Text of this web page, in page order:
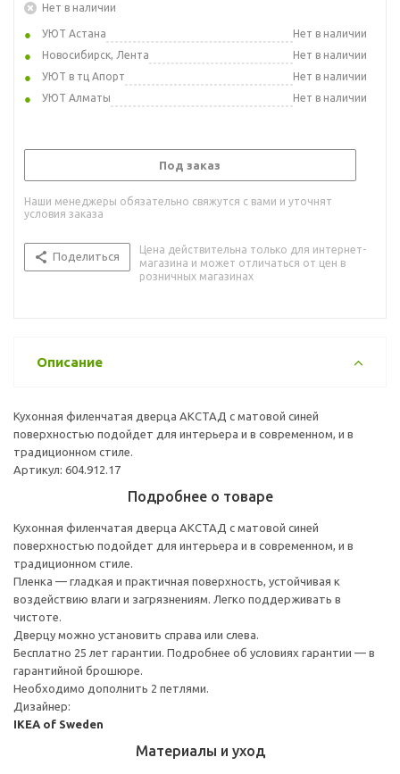
Нет в наличии
УЮТ Астана
Нет в наличии
Новосибирск, Лента
Нет в наличии
УЮТ в тц Апорт
Нет в наличии
УЮТ Алматы
Нет в наличии
Под заказ
Наши менеджеры обязательно свяжутся с вами и уточнят
условия заказа
Поделиться
Цена действительна только для интернет-
магазина и может отличаться от цен в
розничных магазинах
Описание
Кухонная филенчатая дверца АКСТАД с матовой синей
поверхностью подойдет для интерьера и в современном, и в
традиционном стиле.
Артикул: 604.912.17
Подробнее о товаре
Кухонная филенчатая дверца АКСТАД с матовой синей
поверхностью подойдет для интерьера и в современном, и в
традиционном стиле.
Пленка — гладкая и практичная поверхность, устойчивая к
воздействию влаги и загрязнениям. Легко поддерживать в
чистоте.
Дверцу можно установить справа или слева.
Бесплатно 25 лет гарантии. Подробнее об условиях гарантии — в
гарантийной брошюре.
Необходимо дополнить 2 петлями.
Дизайнер:
IKEA of Sweden
Материалы и уход